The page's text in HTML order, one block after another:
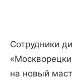
Сотрудники
на новый